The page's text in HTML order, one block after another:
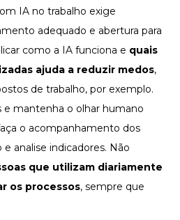
IA no trabalho exige
adequado e abertura para
como a IA funciona e quais
ajuda a reduzir medos,
de trabalho, por exemplo.
e mantenha o olhar humano
o acompanhamento dos
analise indicadores. Não
que utilizam diariamente
os processos, sempre que